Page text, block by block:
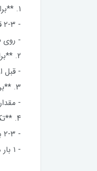
1. **برای موهای خشک**:
- ۲-۳ قطره روغن را روی کف دست گرم کنید
- روی
2. **برای محافظت حرارتی**:
- قبل
3. **برای حالت‌دهی**:
-
4. **تکرار مصرف**:
- ۲-۳ بار در هفته برای موهای بسیار خشک
- ۱ بار در هفته برای موهای معمولی